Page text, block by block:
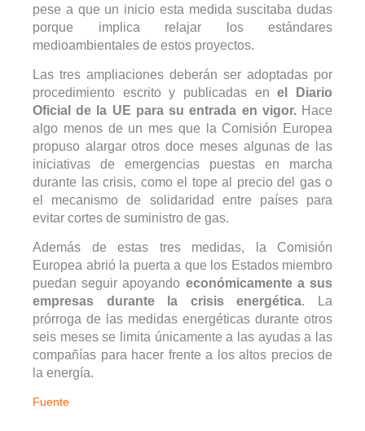
pese a que un inicio esta medida suscitaba dudas
porque implica relajar los estándares
medioambientales de estos proyectos.
Las tres ampliaciones deberán ser adoptadas por
procedimiento escrito y publicadas enel Diario
Oficial de la UE para su entrada en vigor.Hace
algo menos de un mes que la Comisión Europea
propuso alargar otros doce meses algunas de las
iniciativas de emergencias puestas en marcha
durante las crisis, como el tope al precio del gas o
el mecanismo de solidaridad entre países para
evitar cortes de suministro de gas.
Además de estas tres medidas, la Comisión
Europea abrió la puerta a que los Estados miembro
puedan seguir apoyando económicamente a sus
empresas durante la crisis energética. La
prórroga de las medidas energéticas durante otros
seis meses se limita únicamente a las ayudas a las
compañías para hacer frente a los altos precios de
la energía.
Fuente